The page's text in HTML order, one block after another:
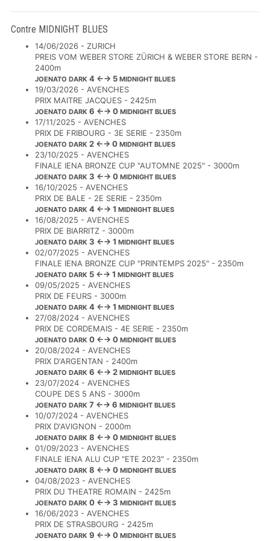
Contre MIDNIGHT BLUES
14/06/2026 - ZURICH
PREIS VOM WEBER STORE ZÜRICH & WEBER STORE BERN -
2400m
JOENATO DARK 4 ←→ 5 MIDNIGHT BLUES
19/03/2026 - AVENCHES
PRIX MAITRE JACQUES - 2425m
JOENATO DARK 6 ←→ 0 MIDNIGHT BLUES
17/11/2025 - AVENCHES
PRIX DE FRIBOURG - 3E SERIE - 2350m
JOENATO DARK 2 ←→ 0 MIDNIGHT BLUES
23/10/2025 - AVENCHES
FINALE IENA BRONZE CUP "AUTOMNE 2025" - 3000m
JOENATO DARK 3 ←→ 0 MIDNIGHT BLUES
16/10/2025 - AVENCHES
PRIX DE BALE - 2E SERIE - 2350m
JOENATO DARK 4 ←→ 1 MIDNIGHT BLUES
16/08/2025 - AVENCHES
PRIX DE BIARRITZ - 3000m
JOENATO DARK 3 ←→ 1 MIDNIGHT BLUES
02/07/2025 - AVENCHES
FINALE IENA BRONZE CUP "PRINTEMPS 2025" - 2350m
JOENATO DARK 5 ←→ 1 MIDNIGHT BLUES
09/05/2025 - AVENCHES
PRIX DE FEURS - 3000m
JOENATO DARK 4 ←→ 1 MIDNIGHT BLUES
27/08/2024 - AVENCHES
PRIX DE CORDEMAIS - 4E SERIE - 2350m
JOENATO DARK 0 ←→ 0 MIDNIGHT BLUES
20/08/2024 - AVENCHES
PRIX D'ARGENTAN - 2400m
JOENATO DARK 6 ←→ 2 MIDNIGHT BLUES
23/07/2024 - AVENCHES
COUPE DES 5 ANS - 3000m
JOENATO DARK 7 ←→ 6 MIDNIGHT BLUES
10/07/2024 - AVENCHES
PRIX D'AVIGNON - 2000m
JOENATO DARK 8 ←→ 0 MIDNIGHT BLUES
01/09/2023 - AVENCHES
FINALE IENA ALU CUP "ETE 2023" - 2350m
JOENATO DARK 8 ←→ 0 MIDNIGHT BLUES
04/08/2023 - AVENCHES
PRIX DU THEATRE ROMAIN - 2425m
JOENATO DARK 0 ←→ 3 MIDNIGHT BLUES
16/06/2023 - AVENCHES
PRIX DE STRASBOURG - 2425m
JOENATO DARK 9 ←→ 0 MIDNIGHT BLUES